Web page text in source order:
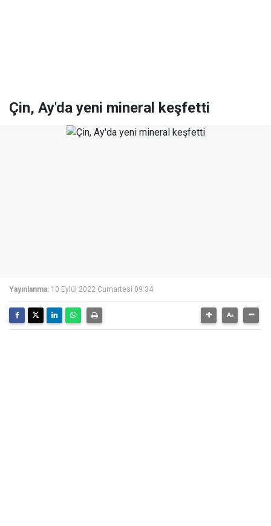
Çin, Ay'da yeni mineral keşfetti
Yayınlanma: 10 Eylül 2022 Cumartesi 09:34